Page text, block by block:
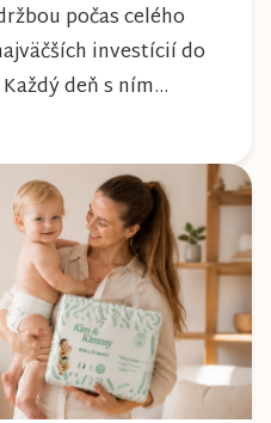
počas celého
investícií do
deň s ním
meste, v parkoch,
počas nepriaznivého
si však
bude spoľahlivo slúžiť
krásny vzhľ...